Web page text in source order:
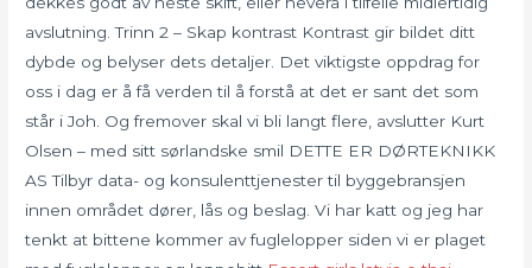
avslutning. Trinn 2 – Skap kontrast Kontrast gir bildet ditt
dybde og belyser dets detaljer. Det viktigste oppdrag for
oss i dag er å få verden til å forstå at det er sant det som
står i Joh. Og fremover skal vi bli langt flere, avslutter Kurt
Olsen – med sitt sørlandske smil DETTE ER DØRTEKNIKK
AS Tilbyr data- og konsulenttjenester til byggebransjen
innen området dører, lås og beslag. Vi har katt og jeg har
tenkt at bittene kommer av fuglelopper siden vi er plaget